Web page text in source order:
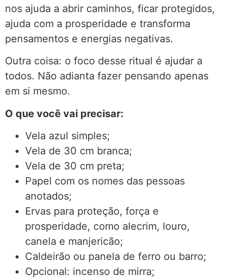
nos ajuda a abrir caminhos, ficar protegidos,
ajuda com a prosperidade e transforma
pensamentos e energias negativas.
Outra coisa: o foco desse ritual é ajudar a
todos. Não adianta fazer pensando apenas
em si mesmo.
O que você vai precisar:
Vela azul simples;
Vela de 30 cm branca;
Vela de 30 cm preta;
Papel com os nomes das pessoas
anotados;
Ervas para proteção, força e
prosperidade, como alecrim, louro,
canela e manjericão;
Caldeirão ou panela de ferro ou barro;
Opcional: incenso de mirra;